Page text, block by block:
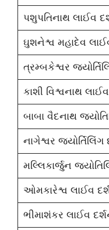
પશુપતિનાથ લાઈવ
ઘુશનેશ્વ મહાદેવ
ત્રમ્બકેશ્વર
કાશી વિશ્વનાથ
બાબા વૈદનાથ
નાગેશ્વર જ્યોર્તિલિંગ
મલ્લિકાર્જુન
ઓમકારેશ્વ લાઈવ
ભીમાશંકર લાઈવ